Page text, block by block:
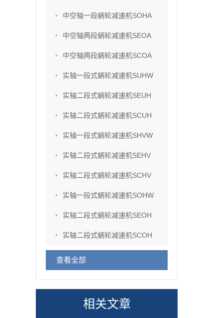
中空轴一段蜗轮减速机SOHA
中空轴两段蜗轮减速机SEOA
中空轴两段蜗轮减速机SCOA
实轴一段式蜗轮减速机SUHW
实轴二段式蜗轮减速机SEUH
实轴二段式蜗轮减速机SCUH
实轴一段式蜗轮减速机SHVW
实轴二段式蜗轮减速机SEHV
实轴二段式蜗轮减速机SCHV
实轴一段式蜗轮减速机SOHW
实轴二段式蜗轮减速机SEOH
实轴二段式蜗轮减速机SCOH
查看全部
相关文章